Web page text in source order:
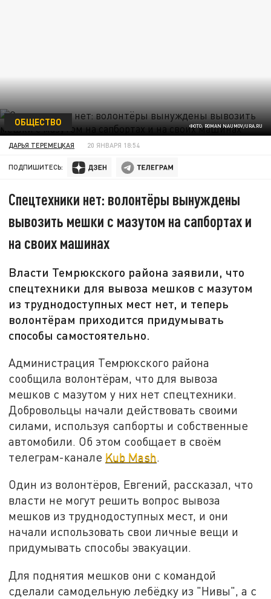
ФОТО: ROMAN NAUMOV/URA.RU
ОБЩЕСТВО
ДАРЬЯ ТЕРЕМЕЦКАЯ 20 ЯНВАРЯ 18:54
ПОДПИШИТЕСЬ:
Спецтехники нет: волонтёры вынуждены
вывозить мешки с мазутом на сапбортах и
на своих машинах
Власти Темрюкского района заявили, что
спецтехники для вывоза мешков с мазутом
из труднодоступных мест нет, и теперь
волонтёрам приходится придумывать
способы самостоятельно.
Администрация Темрюкского района
сообщила волонтёрам, что для вывоза
мешков с мазутом у них нет спецтехники.
Добровольцы начали действовать своими
силами, используя сапборты и собственные
автомобили. Об этом сообщает в своём
телеграм-канале Kub Mash.
Один из волонтёров, Евгений, рассказал, что
власти не могут решить вопрос вывоза
мешков из труднодоступных мест, и они
начали использовать свои личные вещи и
придумывать способы эвакуации.
Для поднятия мешков они с командой
сделали самодельную лебёдку из "Нивы", а с